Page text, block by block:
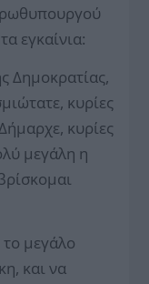
εγκαίνια:
Δημοκρατίας,
κυρίες
κυρίες
μεγάλη η
μεγάλο
και να